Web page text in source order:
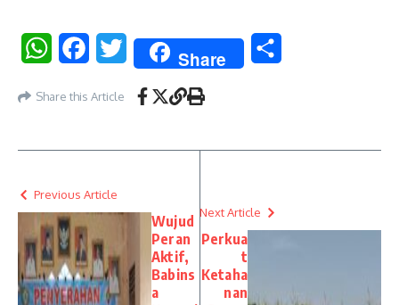
WhatsAppFacebookTwitter Share
Share this Article
Previous Article
Wujud
Peran
Aktif,
Babins
a
Next Article
Perkua
t
Ketaha
nan